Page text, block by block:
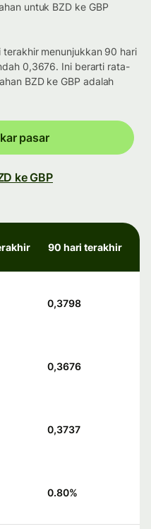
untuk BZD ke GBP
terakhir menunjukkan 90 hari
0,3676. Ini berarti rata-
BZD ke GBP adalah
pasar
ke GBP
90 hari terakhir
0,3798
0,3676
0,3737
0.80%